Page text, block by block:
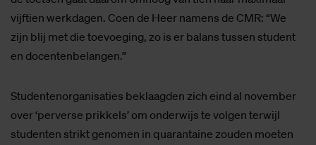
vijftien werkdagen. Coen de Heer namens de CMR: “We
zijn blij met die toevoeging, zo is er balans tussen student
en docentenbelangen.”
Studentenorganisaties beklaagden zich eind al november
over ‘perverse prikkels’ om onderwijs te volgen terwijl
studenten strikt genomen in quarantaine zouden moeten